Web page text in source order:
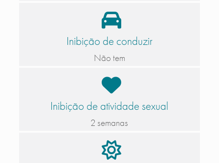
Inibição de conduzir
Não tem
Inibição de atividade sexual
2 semanas